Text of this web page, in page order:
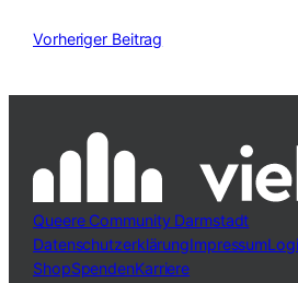
Vorheriger Beitrag
Queere Community Darmstadt
DatenschutzerklärungImpressum
ShopSpendenKarriere